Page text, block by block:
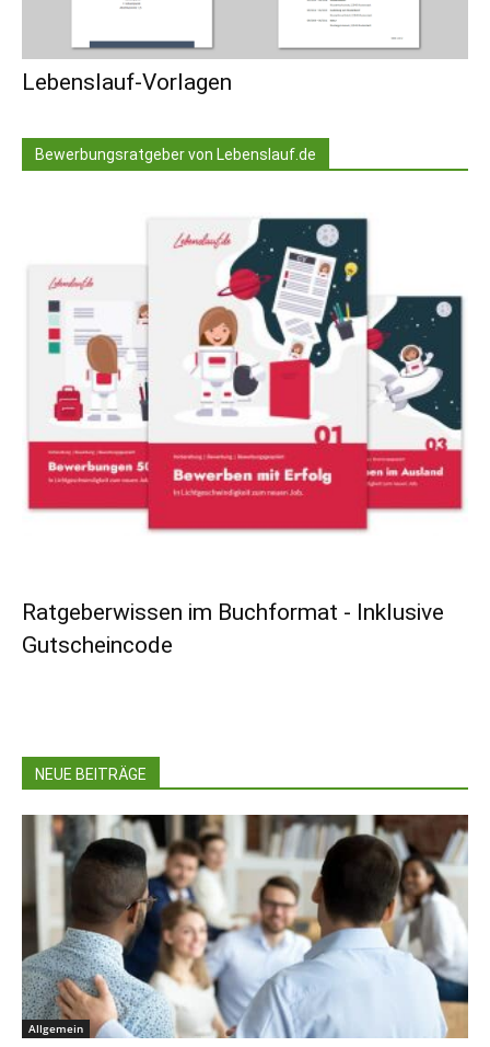
Lebenslauf-Vorlagen
Bewerbungsratgeber von Lebenslauf.de
Ratgeberwissen im Buchformat - Inklusive
Gutscheincode
NEUE BEITRÄGE
Allgemein